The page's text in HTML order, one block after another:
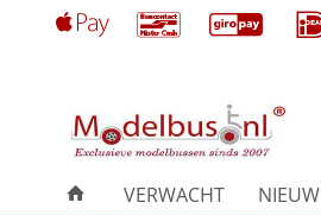
VERWACHT NIEUW